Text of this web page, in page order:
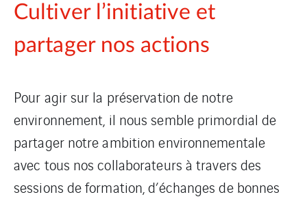
Cultiver l’initiative et
partager nos actions
Pour agir sur la préservation de notre
environnement, il nous semble primordial de
partager notre ambition environnementale
avec tous nos collaborateurs à travers des
sessions de formation, d’échanges de bonnes